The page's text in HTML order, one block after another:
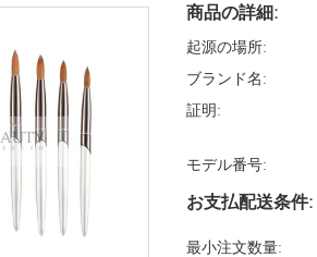
商品の詳細:
起源の場所:
ブランド名:
証明:
モデル番号:
お支払配送条件:
最小注文数量: